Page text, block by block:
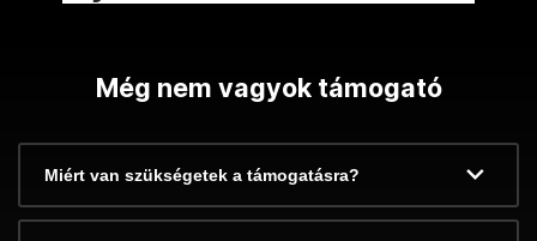
Még nem vagyok támogató
Miért van szükségetek a támogatásra?